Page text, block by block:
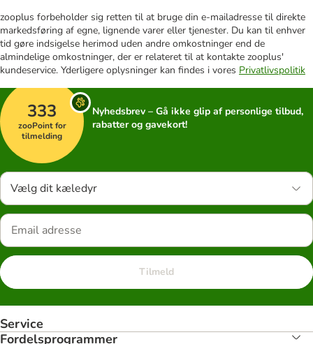
zooplus forbeholder sig retten til at bruge din e-mailadresse til direkte
markedsføring af egne, lignende varer eller tjenester. Du kan til enhver
tid gøre indsigelse herimod uden andre omkostninger end de
almindelige omkostninger, der er relateret til at kontakte zooplus'
kundeservice. Yderligere oplysninger kan findes i vores Privatlivspolitik
333
zooPoint for
tilmelding
Nyhedsbrev – Gå ikke glip af personlige tilbud,
rabatter og gavekort!
Vælg dit kæledyr
Tilmeld
Service
Fordelsprogrammer